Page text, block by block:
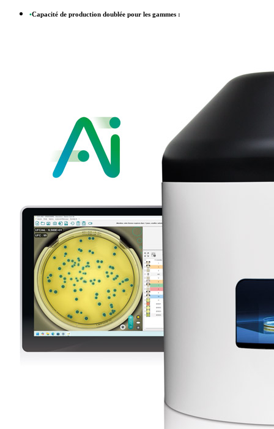
•Capacité de production doublée pour les gammes :